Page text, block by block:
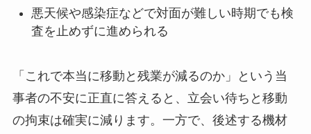
悪天候や感染症などで対面が難しい時期でも検
査を止めずに進められる
「これで本当に移動と残業が減るのか」という当
事者の不安に正直に答えると、立会い待ちと移動
の拘束は確実に減ります。一方で、後述する機材